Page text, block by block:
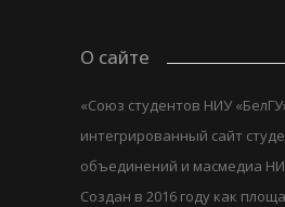
О сайте
«Союз студентов НИУ
интегрированный сайт
объединений и масмедиа
Создан в 2016 году как